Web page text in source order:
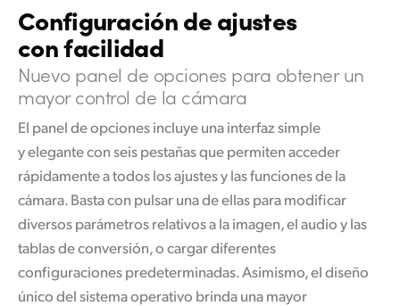
Configuracióndeajustes
con facilidad
Nuevo panel de opciones para obtener un
mayor control de la cámara
El panel de opciones incluye una interfaz simple
y elegante con seis pestañas que permiten acceder
rápidamente a todos los ajustes y las funciones de la
cámara. Basta con pulsar una de ellas para modificar
diversos parámetros relativos a la imagen, el audio y las
tablas de conversión, o cargar diferentes
configuraciones predeterminadas. Asimismo, el diseño
único del sistema operativo brinda una mayor